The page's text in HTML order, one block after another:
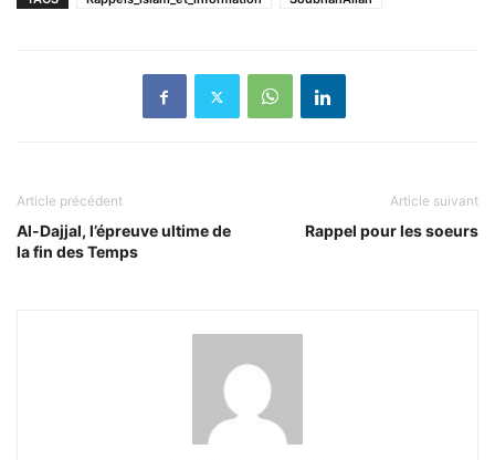
Article précédent
Al-Dajjal, l’épreuve ultime de
la fin des Temps
Article suivant
Rappel pour les soeurs